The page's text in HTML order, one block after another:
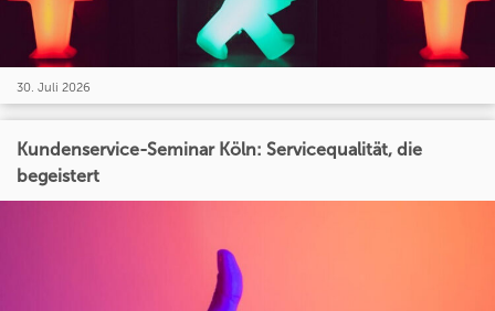
30. Juli 2026
Kundenservice-Seminar Köln: Servicequalität, die
begeistert